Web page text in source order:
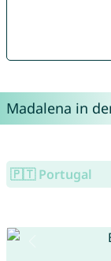
Madalena in
🇵🇹 Portugal